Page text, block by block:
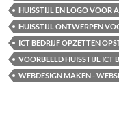
HUISSTIJL EN LOGO VOOR
HUISSTIJL ONTWERPEN
ICT BEDRIJF OPZETTEN
VOORBEELD HUISSTIJL ICT
WEBDESIGN MAKEN -